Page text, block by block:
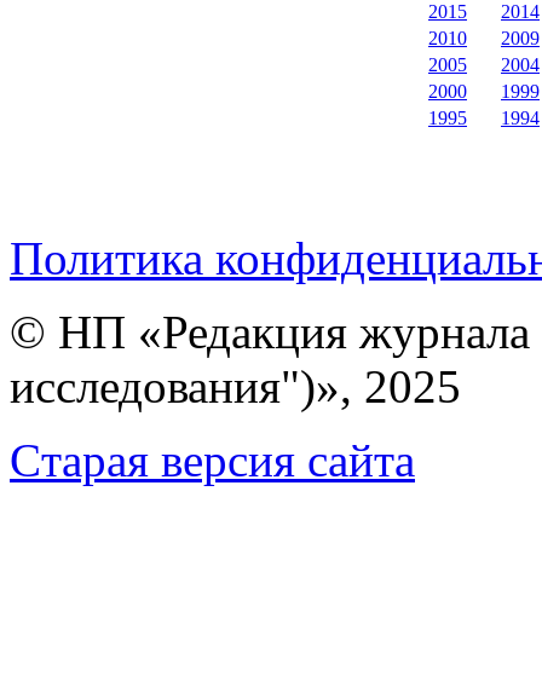
2015
2014
2010
2009
2005
2004
2000
1999
1995
1994
Политика
© НП «Редакция
исследования")», 2025
Cтарая версия сайта